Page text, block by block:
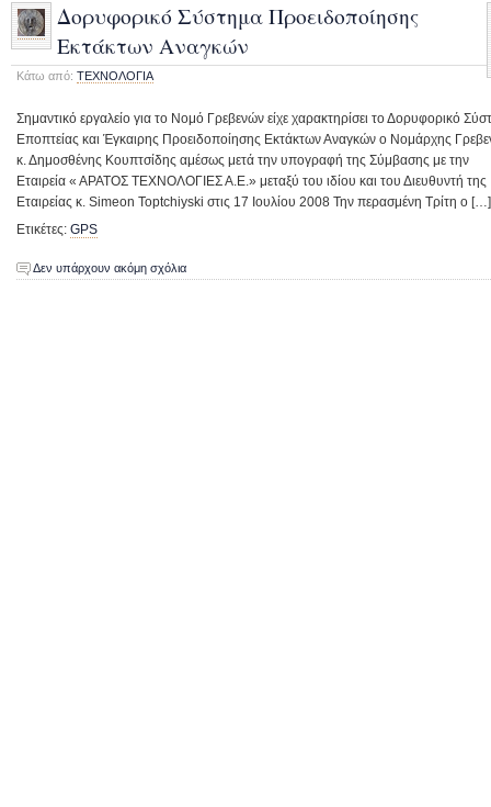
Δορυφορικό Σύστημα Προειδοποίησης
Εκτάκτων Αναγκών
Κάτω από: ΤΕΧΝΟΛΟΓΙΑ
Σημαντικό εργαλείο για το Νομό Γρεβενών είχε χαρακτηρίσει το Δορυφορικό
Εποπτείας και Έγκαιρης Προειδοποίησης Εκτάκτων Αναγκών ο Νομάρχης
κ. Δημοσθένης Κουπτσίδης αμέσως μετά την υπογραφή της Σύμβασης με την
Εταιρεία « ΑΡΑΤΟΣ ΤΕΧΝΟΛΟΓΙΕΣ Α.Ε.» μεταξύ του ιδίου και του Διευθυντή της
Εταιρείας κ. Simeon Toptchiyski στις 17 Ιουλίου 2008 Την περασμένη Τρίτη ο […]
Ετικέτες: GPS
Δεν υπάρχουν ακόμη σχόλια